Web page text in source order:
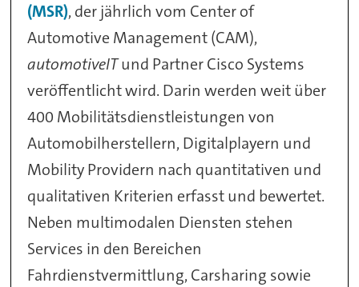
(MSR), der jährlich vom Center of
Automotive Management (CAM),
automotiveITund Partner Cisco Systems
veröffentlicht wird. Darin werden weit über
400 Mobilitätsdienstleistungen von
Automobilherstellern, Digitalplayern und
Mobility Providern nach quantitativen und
qualitativen Kriterien erfasst und bewertet.
Neben multimodalen Diensten stehen
Services in den Bereichen
Fahrdienstvermittlung, Carsharing sowie